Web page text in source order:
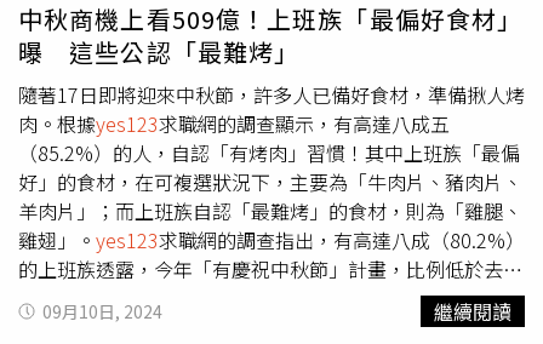
給他（她）的金額「不會重新評估，完全照工作表現而
定」，其餘有42.2%表示「會重新評估，少給一些或完全不
給」，僅有10.6%透露「會重新評估，想留住人才，所以多
給一些」。此調查是由yes123求職網於2024年11月13日到
11月26日，以網路問卷進行抽樣，調查20歲（含）以上的
求職會員，同時畢業或役畢（免役），有效問卷共1266
份，信心水準為95%，誤差值為正負2.75%；至於企業部
份，有效問卷共1023份，信心水準為95%，誤差值為正負
3.06%。
中秋商機上看509億！上班族「最偏好食材」
曝 這些公認「最難烤」
隨著17日即將迎來中秋節，許多人已備好食材，準備揪人烤
肉。根據yes123求職網的調查顯示，有高達八成五
（85.2%）的人，自認「有烤肉」習慣！其中上班族「最偏
好」的食材，在可複選狀況下，主要為「牛肉片、豬肉片、
羊肉片」；而上班族自認「最難烤」的食材，則為「雞腿、
雞翅」。 yes123求職網的調查指出，有高達八成（80.2%）
的上班族透露，今年「有慶祝中秋節」計畫，比例低於去年
的82.6%。至於在過中秋開銷上，根據
求職網調查顯
示，上班族平均預算為6838元，明顯低於去年的7209元，
09月10日, 2024 繼續閱讀